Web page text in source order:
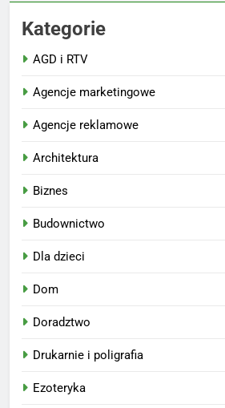
Kategorie
AGD i RTV
Agencje marketingowe
Agencje reklamowe
Architektura
Biznes
Budownictwo
Dla dzieci
Dom
Doradztwo
Drukarnie i poligrafia
Ezoteryka